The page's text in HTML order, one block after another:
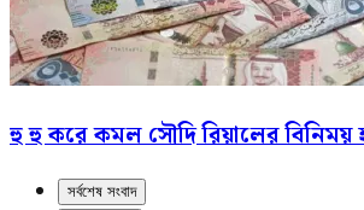
হু হু করে কমল সৌদি রিয়ালের
সর্বশেষ সংবাদ